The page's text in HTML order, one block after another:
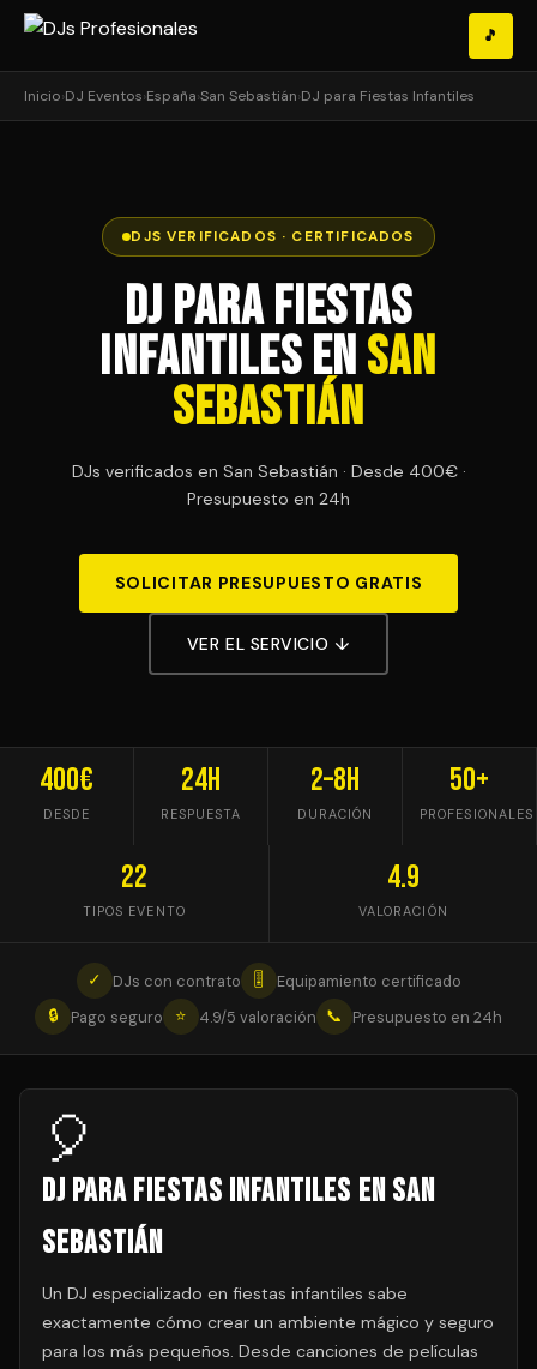
🎵
Inicio›DJ Eventos›España›San Sebastián›DJ para Fiestas Infantiles
DJS VERIFICADOS · CERTIFICADOS
DJ para Fiestas
Infantiles enSan
Sebastián
DJs verificados en San Sebastián · Desde 400€ ·
Presupuesto en 24h
SOLICITAR PRESUPUESTO GRATIS
VER EL SERVICIO ↓
400€
DESDE
24h
RESPUESTA
2–8h
DURACIÓN
50+
PROFESIONALES
22
TIPOS EVENTO
4.9
VALORACIÓN
✓ DJs con contrato 🎚
Equipamiento certificado
🔒
Pago seguro ⭐ 4.9/5 valoración 📞 Presupuesto en 24h
🎈
DJ para Fiestas Infantiles en San
Sebastián
Un DJ especializado en fiestas infantiles sabe
exactamente cómo crear un ambiente mágico y seguro
para los más pequeños. Desde canciones de películas